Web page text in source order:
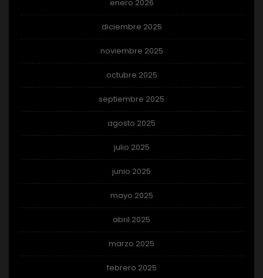
enero 2026
diciembre 2025
noviembre 2025
octubre 2025
septiembre 2025
agosto 2025
julio 2025
junio 2025
mayo 2025
abril 2025
marzo 2025
febrero 2025